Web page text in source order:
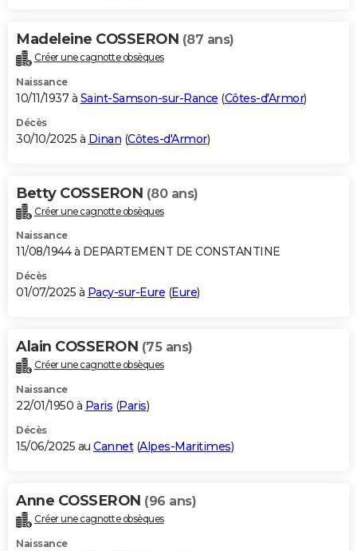
Madeleine COSSERON (87 ans)
Créer une cagnotte obsèques
Naissance
10/11/1937 à Saint-Samson-sur-Rance (Côtes-d'Armor)
Décès
30/10/2025 à Dinan (Côtes-d'Armor)
Betty COSSERON (80 ans)
Créer une cagnotte obsèques
Naissance
11/08/1944 à DEPARTEMENT DE CONSTANTINE
Décès
01/07/2025 à Pacy-sur-Eure (Eure)
Alain COSSERON (75 ans)
Créer une cagnotte obsèques
Naissance
22/01/1950 à Paris (Paris)
Décès
15/06/2025 au Cannet(Alpes-Maritimes)
Anne COSSERON (96 ans)
Créer une cagnotte obsèques
Naissance